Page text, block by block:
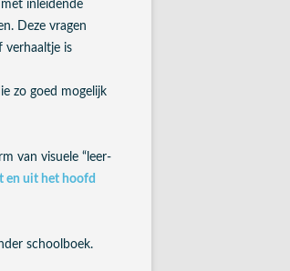
inleidende
Deze vragen
verhaaltje is
zo goed mogelijk
van visuele “leer-
en uit het hoofd
schoolboek.